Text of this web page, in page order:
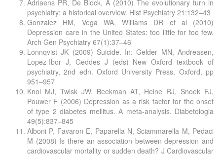
Adriaens PR, De Block, A (2010) The evolutionary turn in
psychiatry: a historical overview. Hist Psychiatry 21:132–43
Gonzalez HM, Vega WA, Williams DR et al (2010)
Depression care in the United States: too little for too few.
Arch Gen Psychiatry 67(1):37–46
Lonnqvist JK (2009) Suicide. In: Gelder MN, Andreasen,
Lopez-Ibor J, Geddes J (eds) New Oxford textbook of
psychiatry, 2nd edn. Oxford University Press, Oxford, pp
951–957
Knol MJ, Twisk JW, Beekman AT, Heine RJ, Snoek FJ,
Pouwer F (2006) Depression as a risk factor for the onset
of type 2 diabetes mellitus. A meta-analysis. Diabetologia
49(5):837–845
Alboni P, Favaron E, Paparella N, Sciammarella M, Pedaci
M (2008) Is there an association between depression and
cardiovascular mortality or sudden death? J Cardiovascular